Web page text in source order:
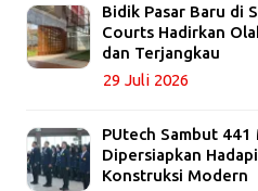
Bidik Pasar Baru di
Courts Hadirkan
dan Terjangkau
29 Juli 2026
PUtech Sambut 441
Dipersiapkan
Konstruksi Modern